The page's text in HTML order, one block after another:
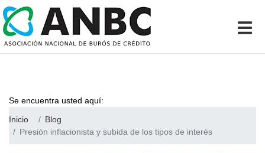
Se encuentra usted aquí:
Inicio
Blog
Presión inflacionista y subida de los tipos de interés